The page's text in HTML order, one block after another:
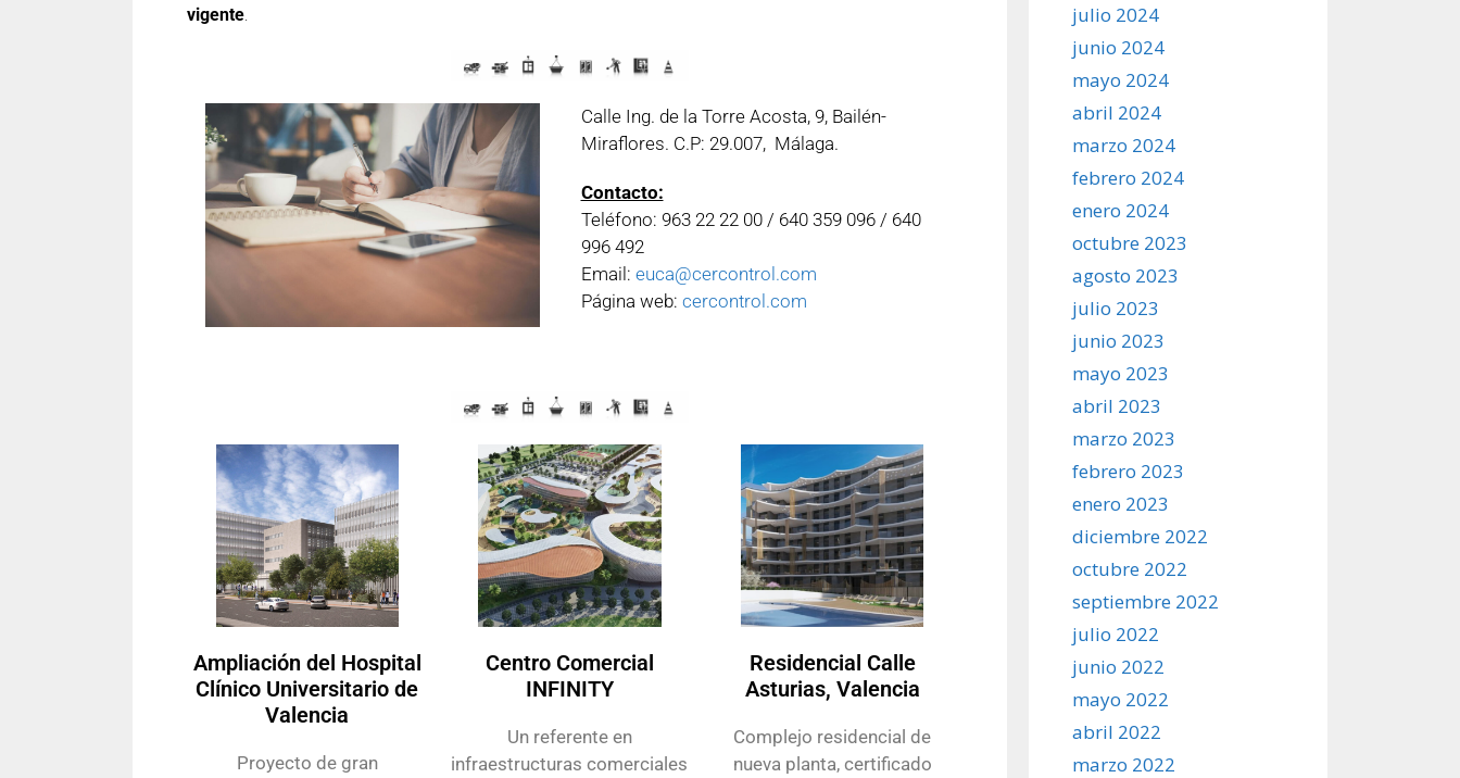
vigente.
Calle Ing. de la Torre Acosta, 9, Bailén-
Miraflores. C.P: 29.007, Málaga.
Contacto:
Teléfono: 963 22 22 00 / 640 359 096 / 640
996 492
Email: euca@cercontrol.com
Página web: cercontrol.com
Ampliación del Hospital
Clínico Universitario de
Valencia
Proyecto de gran
Centro Comercial
INFINITY
Un referente en
infraestructuras comerciales
Residencial Calle
Asturias, Valencia
Complejo residencial de
nueva planta, certificado
julio 2024
junio 2024
mayo 2024
abril 2024
marzo 2024
febrero 2024
enero 2024
octubre 2023
agosto 2023
julio 2023
junio 2023
mayo 2023
abril 2023
marzo 2023
febrero 2023
enero 2023
diciembre 2022
octubre 2022
septiembre 2022
julio 2022
junio 2022
mayo 2022
abril 2022
marzo 2022